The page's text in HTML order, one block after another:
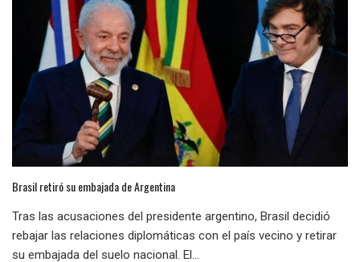
Brasil retiró su embajada de Argentina
Tras las acusaciones del presidente argentino, Brasil decidió
rebajar las relaciones diplomáticas con el país vecino y retirar
su embajada del suelo nacional. El...